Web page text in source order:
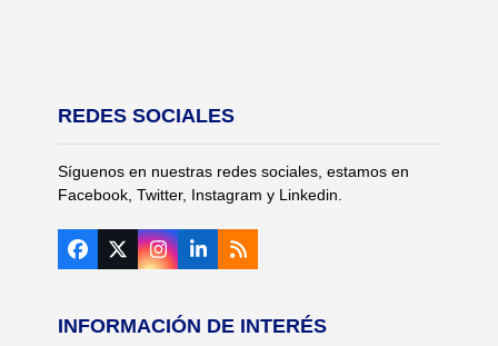
REDES SOCIALES
Síguenos en nuestras redes sociales, estamos en
Facebook, Twitter, Instagram y Linkedin.
Facebook
TwitterInstagram
LinkedIn
RSS
INFORMACIÓN DE INTERÉS